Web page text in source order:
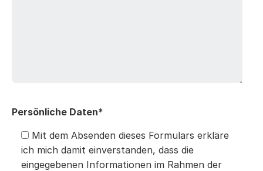
Persönliche Daten*
Mit dem Absenden dieses Formulars erkläre
ich mich damit einverstanden, dass die
eingegebenen Informationen im Rahmen der